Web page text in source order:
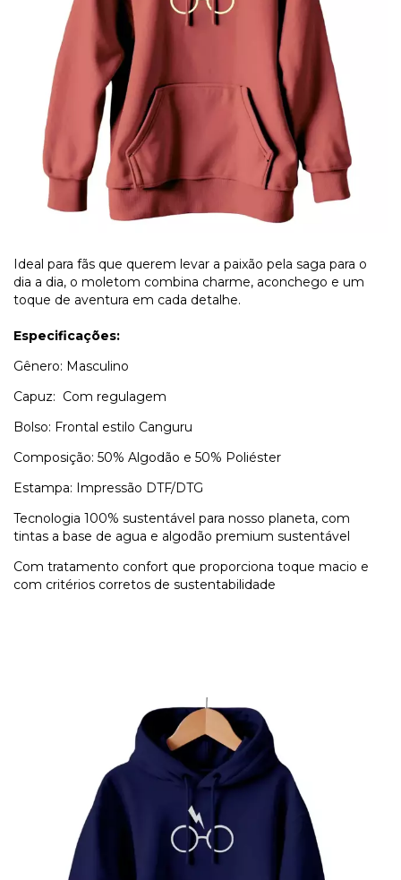
Ideal para fãs que querem levar a paixão pela saga para o
dia a dia, o moletom combina charme, aconchego e um
toque de aventura em cada detalhe.
Especificações:
Gênero: Masculino
Capuz: Com regulagem
Bolso: Frontal estilo Canguru
Composição: 50% Algodão e 50% Poliéster
Estampa: Impressão DTF/DTG
Tecnologia 100% sustentável para nosso planeta, com
tintas a base de agua e algodão premium sustentável
Com tratamento confort que proporciona toque macio e
com critérios corretos de sustentabilidade